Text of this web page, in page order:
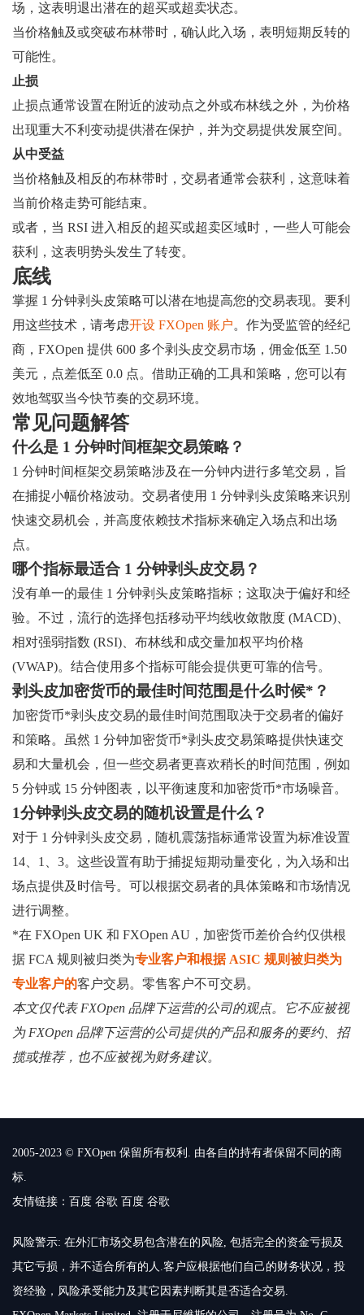
场，这表明退出潜在的超买或超卖状态。
当价格触及或突破布林带时，确认此入场，表明短期反转的
可能性。
止损
止损点通常设置在附近的波动点之外或布林线之外，为价格
出现重大不利变动提供潜在保护，并为交易提供发展空间。
从中受益
当价格触及相反的布林带时，交易者通常会获利，这意味着
当前价格走势可能结束。
或者，当 RSI 进入相反的超买或超卖区域时，一些人可能会
获利，这表明势头发生了转变。
底线
掌握 1 分钟剥头皮策略可以潜在地提高您的交易表现。要利
用这些技术，请考虑开设 FXOpen 账户。作为受监管的经纪
商，FXOpen 提供 600 多个剥头皮交易市场，佣金低至 1.50
美元，点差低至 0.0 点。借助正确的工具和策略，您可以有
效地驾驭当今快节奏的交易环境。
常见问题解答
什么是 1 分钟时间框架交易策略？
1 分钟时间框架交易策略涉及在一分钟内进行多笔交易，旨
在捕捉小幅价格波动。交易者使用 1 分钟剥头皮策略来识别
快速交易机会，并高度依赖技术指标来确定入场点和出场
点。
哪个指标最适合 1 分钟剥头皮交易？
没有单一的最佳 1 分钟剥头皮策略指标；这取决于偏好和经
验。不过，流行的选择包括移动平均线收敛散度 (MACD)、
相对强弱指数 (RSI)、布林线和成交量加权平均价格
(VWAP)。结合使用多个指标可能会提供更可靠的信号。
剥头皮加密货币的最佳时间范围是什么时候*？
加密货币*剥头皮交易的最佳时间范围取决于交易者的偏好
和策略。虽然 1 分钟加密货币*剥头皮交易策略提供快速交
易和大量机会，但一些交易者更喜欢稍长的时间范围，例如
5 分钟或 15 分钟图表，以平衡速度和加密货币*市场噪音。
1分钟剥头皮交易的随机设置是什么？
对于 1 分钟剥头皮交易，随机震荡指标通常设置为标准设置
14、1、3。这些设置有助于捕捉短期动量变化，为入场和出
场点提供及时信号。可以根据交易者的具体策略和市场情况
进行调整。
*在 FXOpen UK 和 FXOpen AU，加密货币差价合约仅供根
据 FCA 规则被归类为专业客户和根据 ASIC 规则被归类为
专业客户的客户交易。零售客户不可交易。
本文仅代表 FXOpen 品牌下运营的公司的观点。它不应被视
为 FXOpen 品牌下运营的公司提供的产品和服务的要约、招
揽或推荐，也不应被视为财务建议。
2005-2023 © FXOpen 保留所有权利. 由各自的持有者保留不同的商
标.
友情链接： 百度 谷歌 百度 谷歌
风险警示: 在外汇市场交易包含潜在的风险, 包括完全的资金亏损及
其它亏损，并不适合所有的人.客户应根据他们自己的财务状况，投
资经验，风险承受能力及其它因素判断其是否适合交易.